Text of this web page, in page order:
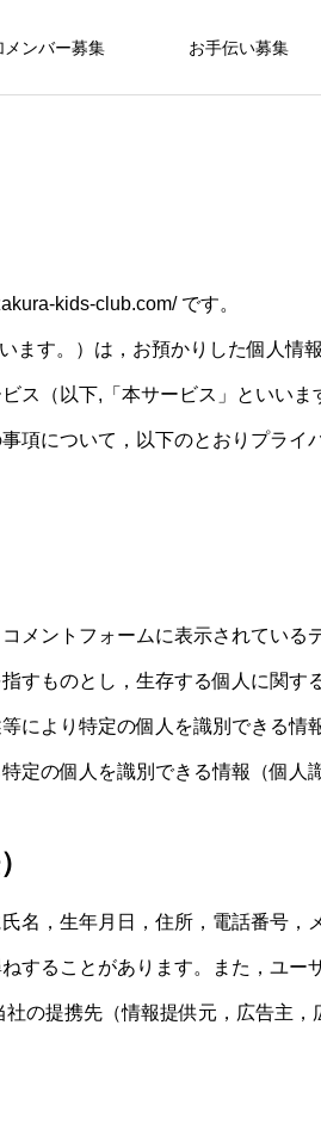
メンバー募集 お手伝い募集
kids-club.com/ です。
ます。）は，お預かりした個人情
ス（以下,「本サービス」といい
項について，以下のとおりプライ
メントフォームに表示されている
すものとし，生存する個人に関す
により特定の個人を識別できる
定の個人を識別できる情報（個人
名，生年月日，住所，電話番号
することがあります。また，ユ
の提携先（情報提供元，広告主